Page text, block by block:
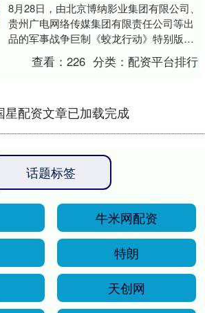
8月28日，由北京博纳影业集团有限公司、
贵州广电网络传媒集团有限责任公司等出
品的军事战争巨制《蛟龙行动》特别版在
贵阳越界影城举行专场路演。 路演现场，
博纳影业行....
查看：226 分类：配资平台排行
星配资文章已加载完成
话题标签
牛米网配资
特朗
天创网